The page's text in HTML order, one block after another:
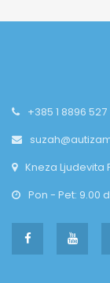
+385 1 8896 527
Kneza Ljudevita
Pon - Pet: 9.00